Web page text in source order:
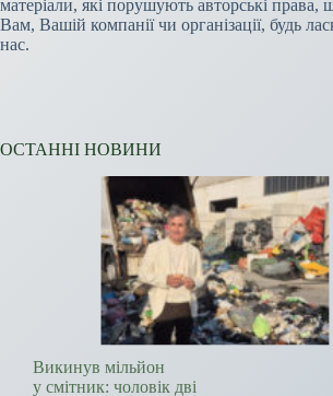
матеріали, які порушують авторські права,
Вам, Вашій компанії чи організації, будь
нас.
ОСТАННІ НОВИНИ
Викинув мільйон
у смітник: чоловік дві